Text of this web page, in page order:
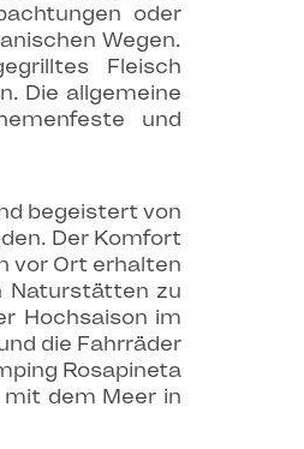
oder
Wegen.
Fleisch
Die allgemeine
und
begeistert von
Der Komfort
vor Ort erhalten
Naturstätten zu
Hochsaison im
die Fahrräder
Rosapineta
dem Meer in